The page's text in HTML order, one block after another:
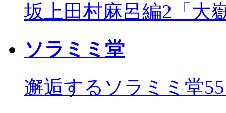
坂上田村麻呂編2「大
ソラミミ堂
邂逅するソラミミ堂